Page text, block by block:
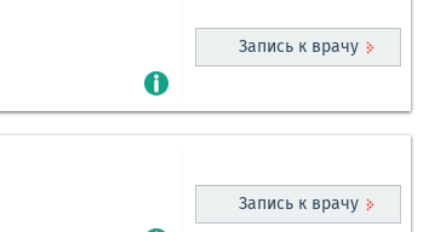
Запись к врачу
Запись к врачу